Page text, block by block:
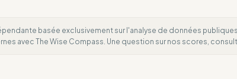
basée exclusivement sur l'analyse de données
avec The Wise Compass. Une question sur nos scores,